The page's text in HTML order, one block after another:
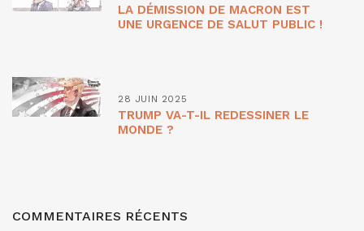
LA DÉMISSION DE MACRON EST
UNE URGENCE DE SALUT PUBLIC !
28 JUIN 2025
TRUMP VA-T-IL REDESSINER LE
MONDE ?
COMMENTAIRES RÉCENTS